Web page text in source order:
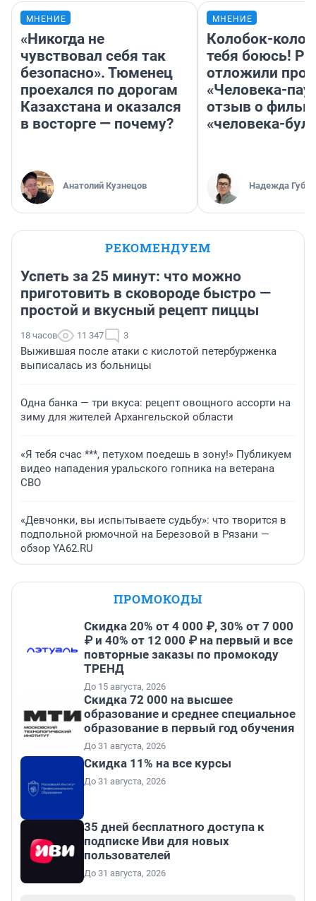
МНЕНИЕ
«Никогда не
чувствовал себя так
безопасно». Тюменец
проехался по дорогам
Казахстана и оказался
в восторге — почему?
Анатолий Кузнецов
МНЕНИЕ
Колобок-
тебя боюсь!
отложили
«Человека-
отзыв о
«человека-
Надежда
РЕКОМЕНДУЕМ
Успеть за 25 минут: что можно
приготовить в сковороде быстро —
простой и вкусный рецепт пиццы
18 часов 11 347 3
Выжившая после атаки с кислотой петербурженка
выписалась из больницы
Одна банка — три вкуса: рецепт овощного ассорти на
зиму для жителей Архангельской области
«Я тебя счас ***, петухом поедешь в зону!» Публикуем
видео нападения уральского гопника на ветерана
СВО
«Девчонки, вы испытываете судьбу»: что творится в
подпольной рюмочной на Березовой в Рязани —
обзор YA62.RU
ПРОМОКОДЫ
Скидка 20% от 4 000 ₽, 30% от 7 000
₽ и 40% от 12 000 ₽ на первый и все
повторные заказы по промокоду
ТРЕНД
До 15 августа, 2026
Скидка 72 000 на высшее
образование и среднее специальное
образование в первый год обучения
До 31 августа, 2026
Скидка 11% на все курсы
До 31 августа, 2026
35 дней бесплатного доступа к
подписке Иви для новых
пользователей
До 31 августа, 2026